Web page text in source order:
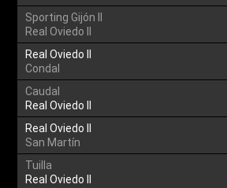
Sporting Gijón II
Real Oviedo II
Real Oviedo II
Condal
Caudal
Real Oviedo II
Real Oviedo II
San Martín
Tuilla
Real Oviedo II